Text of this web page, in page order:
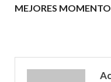
MEJORES